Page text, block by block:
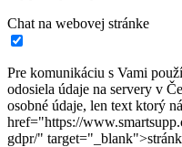
Chat na webovej stránke
Pre komunikáciu s Vami
odosiela údaje na servery v
osobné údaje, len text ktorý
href="https://
gdpr/"